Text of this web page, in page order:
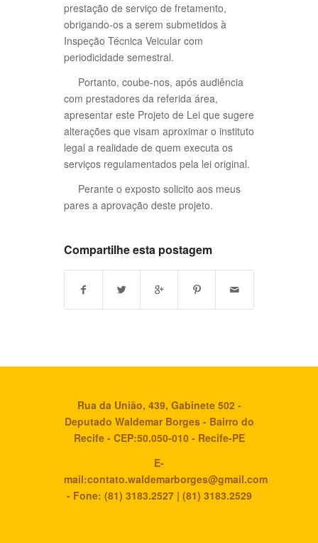
prestação de serviço de fretamento,
obrigando-os a serem submetidos à
Inspeção Técnica Veicular com
periodicidade semestral.
Portanto, coube-nos, após audiência
com prestadores da referida área,
apresentar este Projeto de Lei que sugere
alterações que visam aproximar o instituto
legal a realidade de quem executa os
serviços regulamentados pela lei original.
Perante o exposto solicito aos meus
pares a aprovação deste projeto.
Compartilhe esta postagem
Rua da União, 439, Gabinete 502 -
Deputado Waldemar Borges - Bairro do
Recife - CEP:50.050-010 - Recife-PE
E-
mail:contato.waldemarborges@gmail.com
- Fone: (81) 3183.2527 | (81) 3183.2529